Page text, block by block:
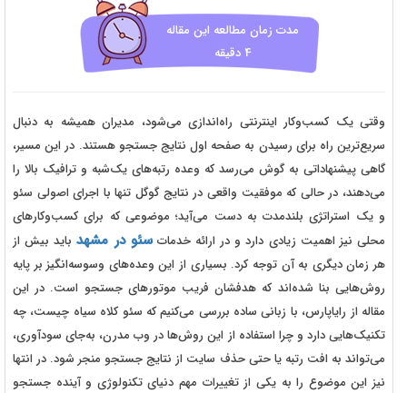
مدت زمان مطالعه این مقاله
4 دقیقه
وقتی یک کسب‌وکار اینترنتی راه‌اندازی می‌شود، مدیران همیشه به دنبال
سریع‌ترین راه برای رسیدن به صفحه اول نتایج جستجو هستند. در این مسیر،
گاهی پیشنهاداتی به گوش می‌رسد که وعده رتبه‌های یک‌شبه و ترافیک بالا را
می‌دهند، در حالی که موفقیت واقعی در نتایج گوگل تنها با اجرای اصولی سئو
و یک استراتژی بلندمدت به دست می‌آید؛ موضوعی که برای کسب‌وکارهای
محلی نیز اهمیت زیادی دارد و در ارائه خدماتسئو در مشهدباید بیش از
هر زمان دیگری به آن توجه کرد. بسیاری از این وعده‌های وسوسه‌انگیز بر پایه
روش‌هایی بنا شده‌اند که هدفشان فریب موتورهای جستجو است. در این
مقاله از رایاپارس، با زبانی ساده بررسی می‌کنیم که سئو کلاه سیاه چیست، چه
تکنیک‌هایی دارد و چرا استفاده از این روش‌ها در وب مدرن، به‌جای سودآوری،
می‌تواند به افت رتبه یا حتی حذف سایت از نتایج جستجو منجر شود. در انتها
نیز این موضوع را به یکی از تغییرات مهم دنیای تکنولوژی و آینده جستجو